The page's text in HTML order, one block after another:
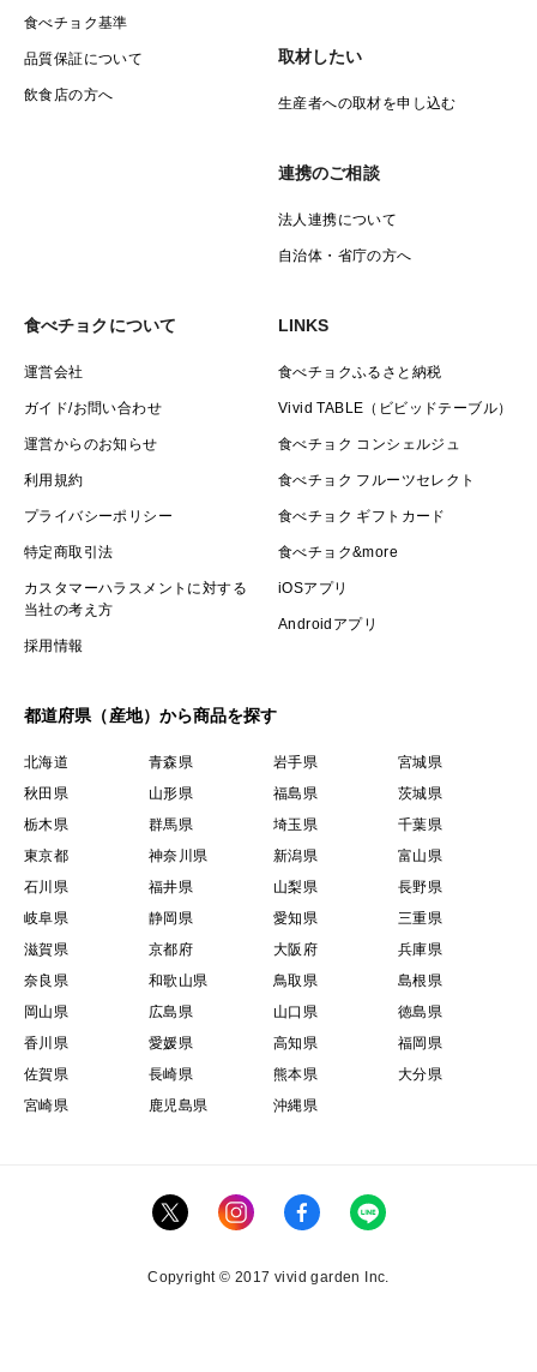
食べチョク基準
品質保証について
飲食店の方へ
取材したい
生産者への取材を申し込む
連携のご相談
法人連携について
自治体・省庁の方へ
食べチョクについて
運営会社
ガイド/お問い合わせ
運営からのお知らせ
利用規約
プライバシーポリシー
特定商取引法
カスタマーハラスメントに対する
当社の考え方
採用情報
LINKS
食べチョクふるさと納税
Vivid TABLE（ビビッドテーブル）
食べチョク コンシェルジュ
食べチョク フルーツセレクト
食べチョク ギフトカード
食べチョク&more
iOSアプリ
Androidアプリ
都道府県（産地）から商品を探す
北海道 青森県 岩手県
宮城県
秋田県
山形県 福島県
茨城県
栃木県
群馬県 埼玉県
千葉県
東京都
神奈川県 新潟県
富山県
石川県
福井県 山梨県
長野県
岐阜県
静岡県 愛知県
三重県
滋賀県
京都府 大阪府
兵庫県
奈良県
和歌山県 鳥取県
島根県
岡山県
広島県 山口県
徳島県
香川県
愛媛県 高知県
福岡県
佐賀県
長崎県 熊本県
大分県
宮崎県
鹿児島県 沖縄県
Copyright © 2017 vivid garden Inc.